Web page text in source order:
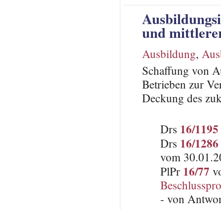
und
Ausbildung,
Schaffung von
Betrieben zur
Deckung des
Drs 16/1195
Drs 16/1286
vom
PlPr 16/77
- von